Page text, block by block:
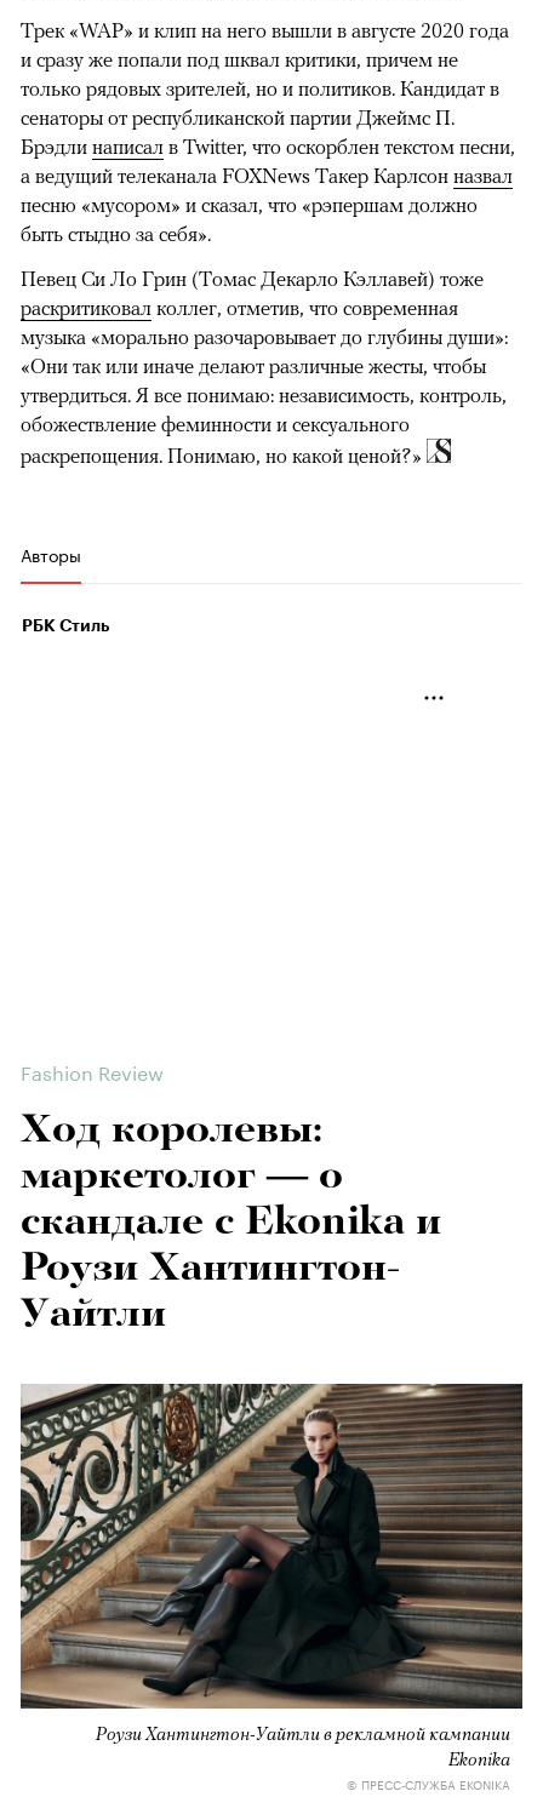
Трек «WAP» и клип на него вышли в августе 2020 года
и сразу же попали под шквал критики, причем не
только рядовых зрителей, но и политиков. Кандидат в
сенаторы от республиканской партии Джеймс П.
Брэдли написал в Twitter, что оскорблен текстом песни,
а ведущий телеканала FOXNews Такер Карлсон назвал
песню «мусором» и сказал, что «рэпершам должно
быть стыдно за себя».
Певец Си Ло Грин (Томас Декарло Кэллавей) тоже
раскритиковал коллег, отметив, что современная
музыка «морально разочаровывает до глубины души»:
«Они так или иначе делают различные жесты, чтобы
утвердиться. Я все понимаю: независимость, контроль,
обожествление феминности и сексуального
раскрепощения. Понимаю, но какой ценой?»
Авторы
РБК Стиль
Fashion Review
Ход королевы:
маркетолог — о
скандале с Ekonika и
Роузи Хантингтон-
Уайтли
Роузи Хантингтон-Уайтли в рекламной кампании
Ekonika
© ПРЕСС-СЛУЖБА EKONIKA